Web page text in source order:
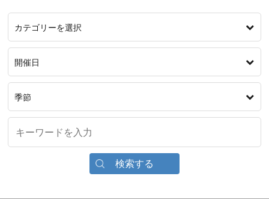
カテゴリーを選択
開催日
季節
検索する